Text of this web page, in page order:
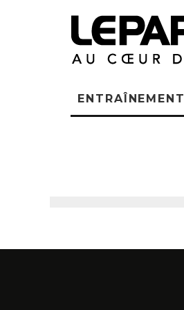
ENTRAÎNEMENT